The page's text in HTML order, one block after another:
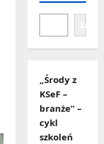
„Środy z
KSeF –
branże” –
cykl
szkoleń